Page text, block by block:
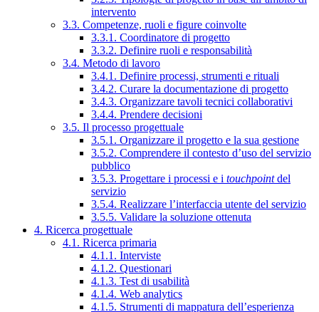
intervento
3.3. Competenze, ruoli e figure coinvolte
3.3.1. Coordinatore di progetto
3.3.2. Definire ruoli e responsabilità
3.4. Metodo di lavoro
3.4.1. Definire processi, strumenti e rituali
3.4.2. Curare la documentazione di progetto
3.4.3. Organizzare tavoli tecnici collaborativi
3.4.4. Prendere decisioni
3.5. Il processo progettuale
3.5.1. Organizzare il progetto e la sua gestione
3.5.2. Comprendere il contesto d’uso del servizio
pubblico
3.5.3. Progettare i processi e i touchpointdel
servizio
3.5.4. Realizzare l’interfaccia utente del servizio
3.5.5. Validare la soluzione ottenuta
4. Ricerca progettuale
4.1. Ricerca primaria
4.1.1. Interviste
4.1.2. Questionari
4.1.3. Test di usabilità
4.1.4. Web analytics
4.1.5. Strumenti di mappatura dell’esperienza